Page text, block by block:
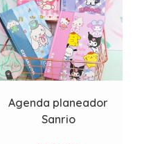
Agenda planeador
Sanrio